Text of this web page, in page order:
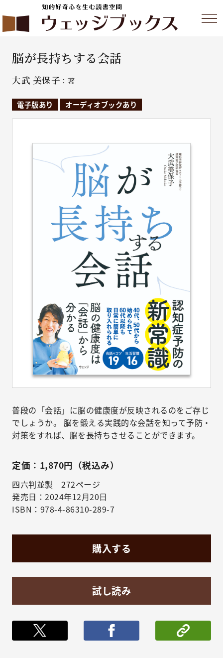
脳が長持ちする会話
大武 美保子 ：著
電子版あり オーディオブックあり
普段の「会話」に脳の健康度が反映されるのをご存じ
でしょうか。 脳を鍛える実践的な会話を知って予防・
対策をすれば、脳を長持ちさせることができます。
定価：1,870円（税込み）
四六判並製 272ページ
発売日：2024年12月20日
ISBN：978-4-86310-289-7
購入する
試し読み
ポストする シェア